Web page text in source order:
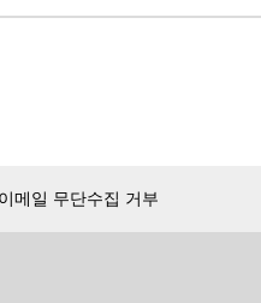
이메일 무단수집 거부